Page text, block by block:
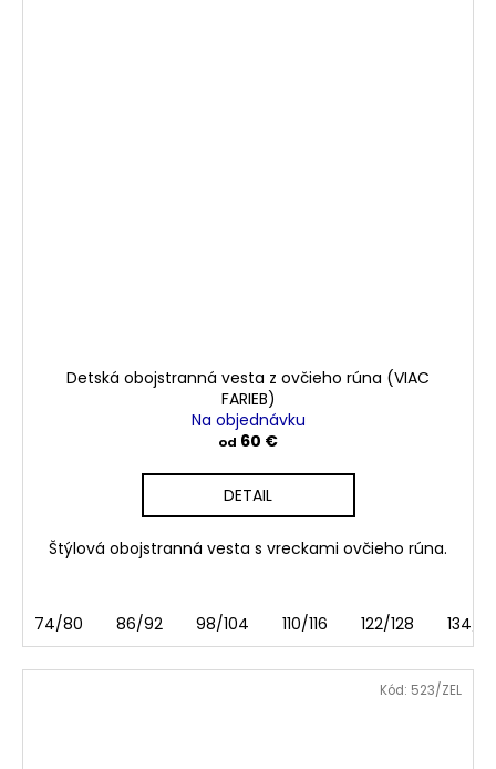
Detská obojstranná vesta z ovčieho rúna (VIAC
FARIEB)
Na objednávku
od 60 €
DETAIL
Štýlová obojstranná vesta s vreckami ovčieho rúna.
74/80 86/92 98/104 110/116 122/128 134/
Kód: 523/ZEL